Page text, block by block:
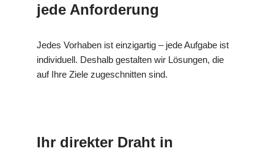
jede Anforderung
Jedes Vorhaben ist einzigartig – jede Aufgabe ist
individuell. Deshalb gestalten wir Lösungen, die
auf Ihre Ziele zugeschnitten sind.
Ihr direkter Draht in